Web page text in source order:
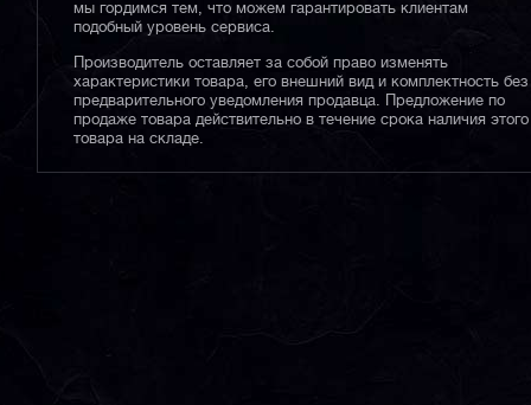
мы гордимся тем, что можем гарантировать клиентам
подобный уровень сервиса.
Производитель оставляет за собой право изменять
характеристики товара, его внешний вид и комплектность без
предварительного уведомления продавца. Предложение по
продаже товара действительно в течение срока наличия этого
товара на складе.